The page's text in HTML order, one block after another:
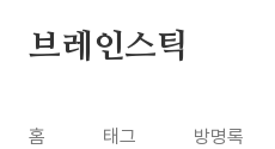
브레인스틱
홈 태그 방명록